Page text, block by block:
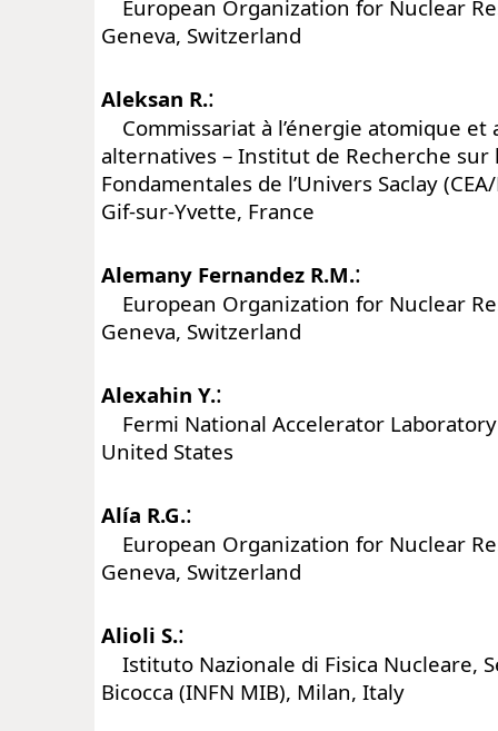
European Organization for Nuclear
Geneva, Switzerland
Aleksan R.:
Commissariat à l’énergie atomique et
alternatives – Institut de Recherche sur
Fondamentales de l’Univers Saclay
Gif-sur-Yvette, France
Alemany Fernandez R.M.:
European Organization for Nuclear
Geneva, Switzerland
Alexahin Y.:
Fermi National Accelerator Laboratory
United States
Alía R.G.:
European Organization for Nuclear
Geneva, Switzerland
Alioli S.:
Istituto Nazionale di Fisica Nucleare,
Bicocca (INFN MIB), Milan, Italy